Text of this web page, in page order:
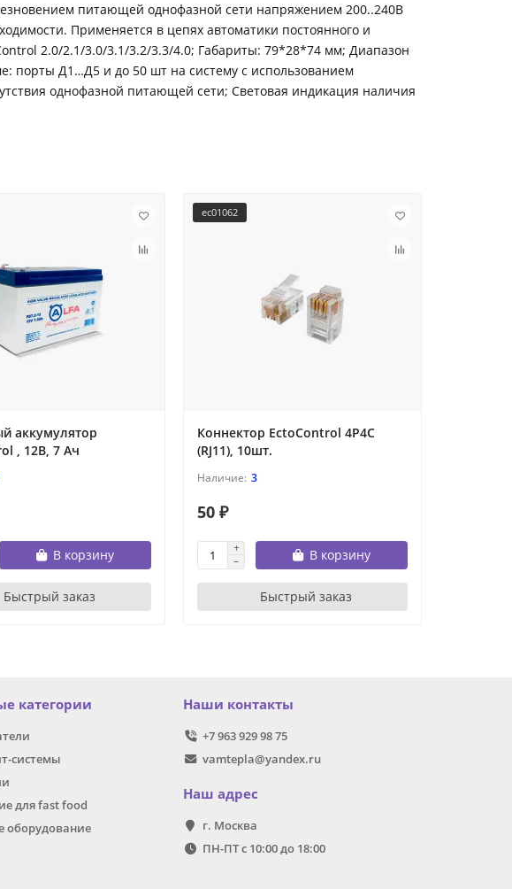
питающей однофазной сети напряжением 200..240В
Применяется в цепях автоматики постоянного и
2.0/2.1/3.0/3.1/3.2/3.3/4.0; Габариты: 79*28*74 мм; Диапазон
порты Д1…Д5 и до 50 шт на систему с использованием
однофазной питающей сети; Световая индикация наличия
аккумулятор
, 12В, 7 Ач
В корзину
Быстрый заказ
ec01062
Коннектор EctoControl 4P4C
(RJ11), 10шт.
3
50 ₽
В корзину
Быстрый заказ
категории
системы
для fast food
оборудование
Наши контакты
+7 963 929 98 75
vamtepla@yandex.ru
Наш адрес
г. Москва
ПН-ПТ с 10:00 до 18:00